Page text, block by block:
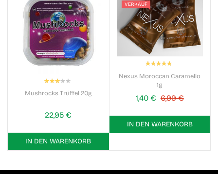
Bewertung:
Mushrocks Trüffel 20g
22,95 €
IN DEN WARENKORB
VERKAUF
Bewertung:
Nexus Moroccan Caramello
1g
1,40 € 6,99 €
IN DEN WARENKORB